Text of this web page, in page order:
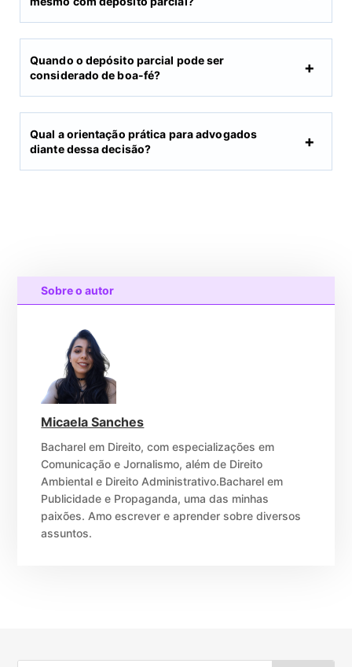
Quando o depósito parcial pode ser
considerado de boa-fé?
Qual a orientação prática para advogados
diante dessa decisão?
Sobre o autor
Micaela Sanches
Bacharel em Direito, com especializações em
Comunicação e Jornalismo, além de Direito
Ambiental e Direito Administrativo.Bacharel em
Publicidade e Propaganda, uma das minhas
paixões. Amo escrever e aprender sobre diversos
assuntos.